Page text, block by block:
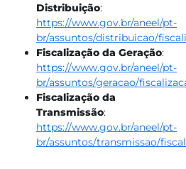
Distribuição:
https://www.gov.br/aneel/pt-
br/assuntos/distribuicao/
Fiscalização da Geração:
https://www.gov.br/aneel/pt-
br/assuntos/geracao/
Fiscalização da
Transmissão:
https://www.gov.br/aneel/pt-
br/assuntos/transmissao/